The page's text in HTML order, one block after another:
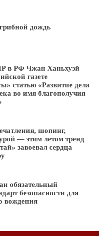
дождь
в РФ Чжан Ханьхуэй
газете
статью «Развитие дела
во имя благополучия
шопинг,
— этим летом тренд
завоевал сердца
обязательный
безопасности для
вождения